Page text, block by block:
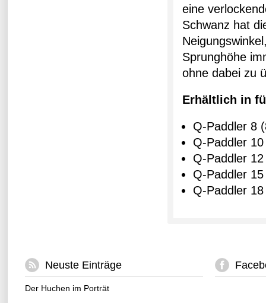
eine
Schwanz hat
Sprunghöhe
ohne dabei zu
Erhältlich in
Q-Paddler 8
Q-Paddler
Q-Paddler
Q-Paddler
Q-Paddler
Neuste Einträge
Der Huchen im Porträt